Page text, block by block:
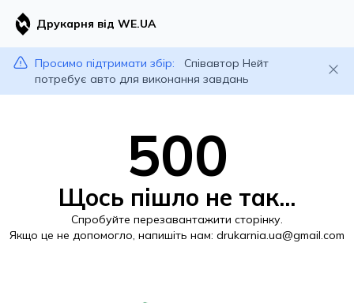
Друкарня від WE.UA
Просимо підтримати збір:
Співавтор Нейт
потребує авто для виконання завдань
500
Щось пішло не так...
Спробуйте перезавантажити сторінку.
Якщо це не допомогло, напишіть нам: drukarnia.ua@gmail.com